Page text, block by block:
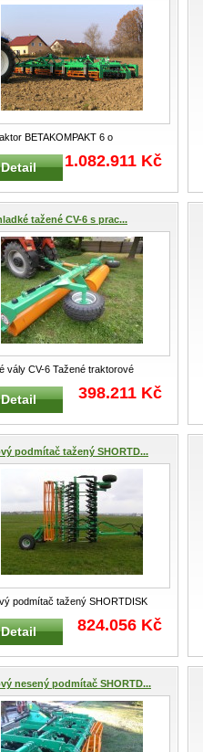
BETAKOMPAKT 6 o
záběru 6 m Tažený kompaktor
...
Detail 1.082.911 Kč
tažené CV-6 s prac...
vály CV-6 Tažené traktorové
vály typ CV-6 Základn
Detail 398.211 Kč
podmítač tažený SHORTD...
podmítač tažený SHORTDISK
s trubkovým válcem Tažený dis
...
Detail 824.056 Kč
nesený podmítač SHORTD...